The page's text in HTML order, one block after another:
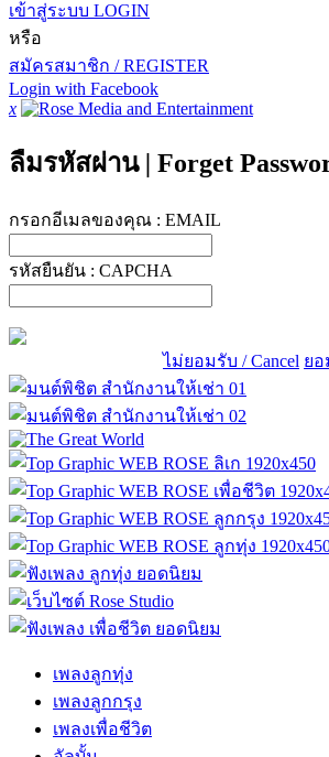
เข้าสู่ระบบ LOGIN
หรือ
สมัครสมาชิก / REGISTER
Login with Facebook
x
ลืมรหัสผ่าน | Forget
กรอกอีเมลของคุณ : EMAIL
รหัสยืนยัน : CAPCHA
ไม่ยอมรับ / Cancel ยอ
เพลงลูกทุ่ง
เพลงลูกกรุง
เพลงเพื่อชีวิต